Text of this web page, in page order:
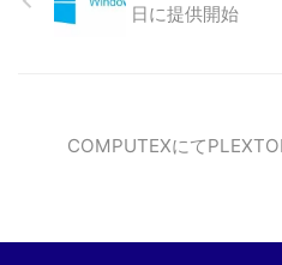
日に提供開始
COMPUTEXにて